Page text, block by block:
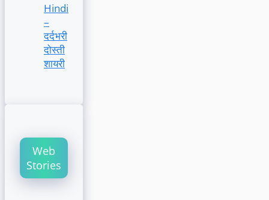
Hindi
–
दर्दभरी
दोस्ती
शायरी
Web
Stories